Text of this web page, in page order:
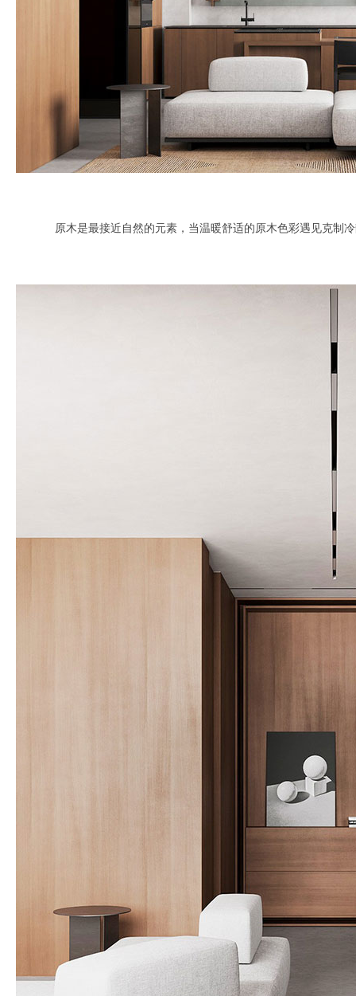
原木是最接近自然的元素，当温暖舒适的原木色彩遇见克制